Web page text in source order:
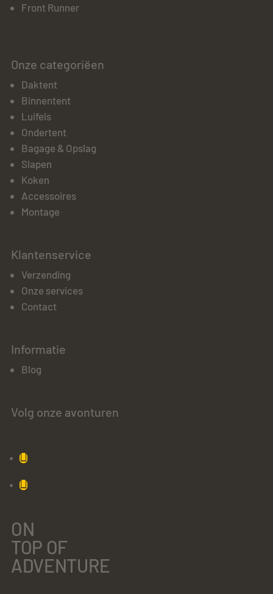
Front Runner
Onze categoriëen
Daktent
Binnentent
Luifels
Ondertent
Bagage & Opslag
Slapen
Koken
Accessoires
Montage
Klantenservice
Verzending
Onze services
Contact
Informatie
Blog
Volg onze avonturen
ON
TOP OF
ADVENTURE